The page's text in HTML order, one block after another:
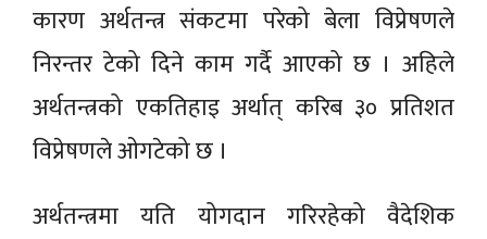
कारण अर्थतन्त्र संकटमा परेको बेला विप्रेषणले
निरन्तर टेको दिने काम गर्दै आएको छ । अहिले
अर्थतन्त्रको एकतिहाइ अर्थात् करिब ३० प्रतिशत
विप्रेषणले ओगटेको छ ।
अर्थतन्त्रमा यति योगदान गरिरहेको वैदेशिक